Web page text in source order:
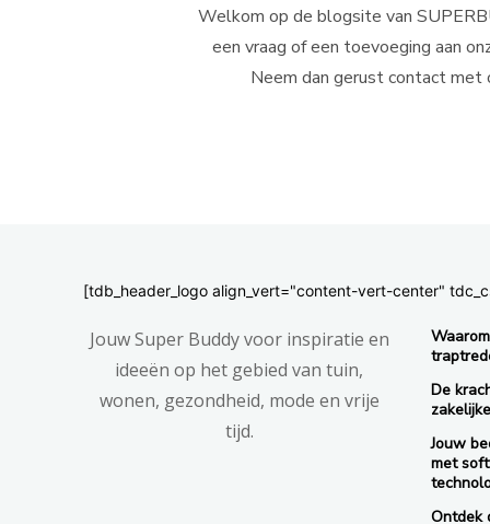
Welkom op de blogsite van
een vraag of een toevoeging aan
Neem dan gerust contact met
[tdb_header_logo align_vert="content-vert-center"
Jouw Super Buddy voor inspiratie en
ideeën op het gebied van tuin,
wonen, gezondheid, mode en vrije
tijd.
De
Jouw
met
Ontdek